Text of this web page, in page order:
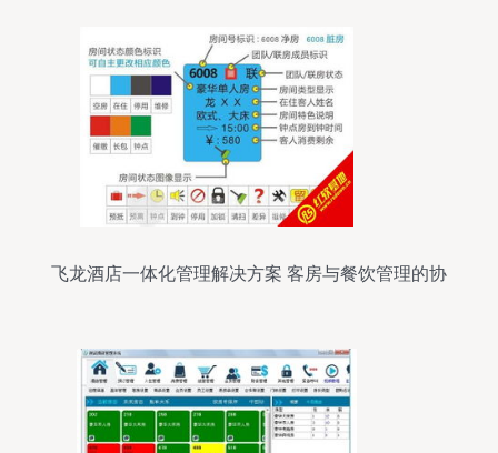
飞龙酒店一体化管理解决方案 客房与餐饮管理的协